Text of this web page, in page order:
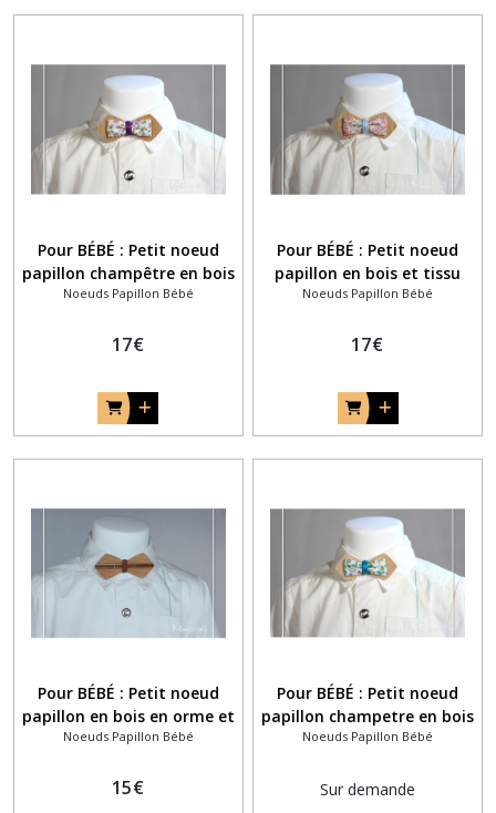
Pour BÉBÉ : Petit noeud
papillon champêtre en bois
et tissu liberty violet mauve
Noeuds Papillon Bébé
17€
Pour BÉBÉ : Petit noeud
papillon en bois et tissu
liberty rose Katie et Millie
Noeuds Papillon Bébé
17€
Pour BÉBÉ : Petit noeud
papillon en bois en orme et
filet de marqueterie
Noeuds Papillon Bébé
15€
Pour BÉBÉ : Petit noeud
papillon champetre en bois
et tissu liberty bleu canard
Noeuds Papillon Bébé
Sur demande